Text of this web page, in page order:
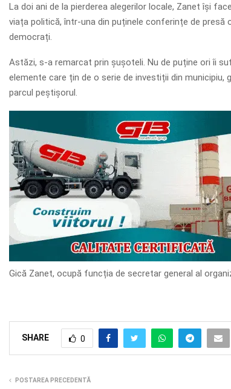
La doi ani de la pierderea alegerilor locale, Zanet își
viața politică, într-una din puținele conferințe de presă
democrați.
Astăzi, s-a remarcat prin șușoteli. Nu de puține ori îi
elemente care țin de o serie de investiții din municipiu,
parcul peștișorul.
Gică Zanet, ocupă funcția de secretar general al
SHARE 0
POSTAREA PRECEDENTĂ